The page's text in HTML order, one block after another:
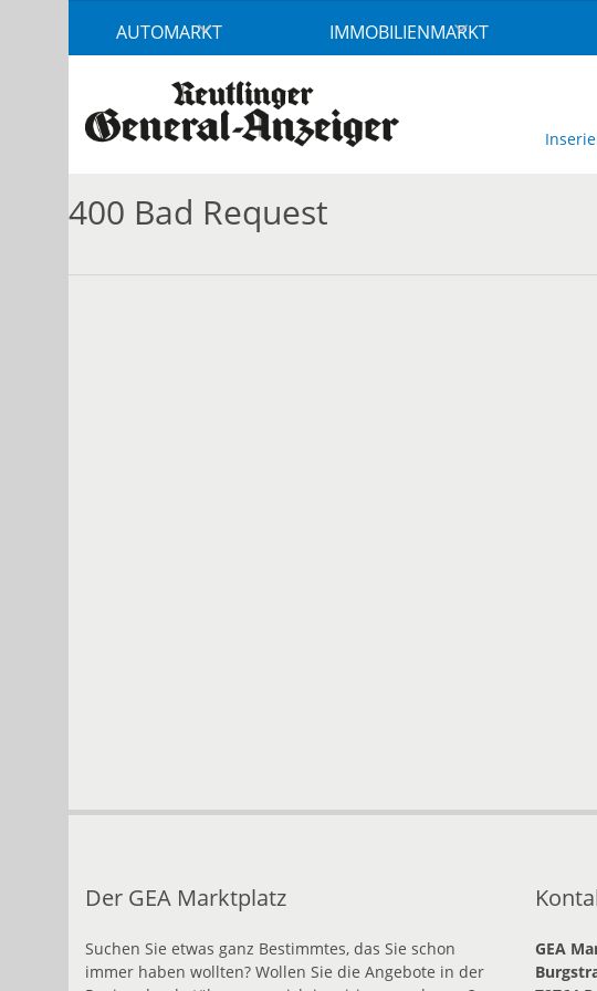
Modus
aktivieren
Navigation
zum
AUTOMARKT IMMOBILIENMARKT
400 Bad Request
Der GEA Marktplatz
Suchen Sie etwas ganz Bestimmtes, das Sie schon
immer haben wollten? Wollen Sie die Angebote in der
GEA